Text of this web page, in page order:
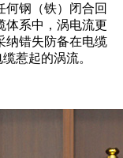
何钢（铁）闭合回
体系中，涡电流更
纳错失防备在电缆
惹起的涡流。